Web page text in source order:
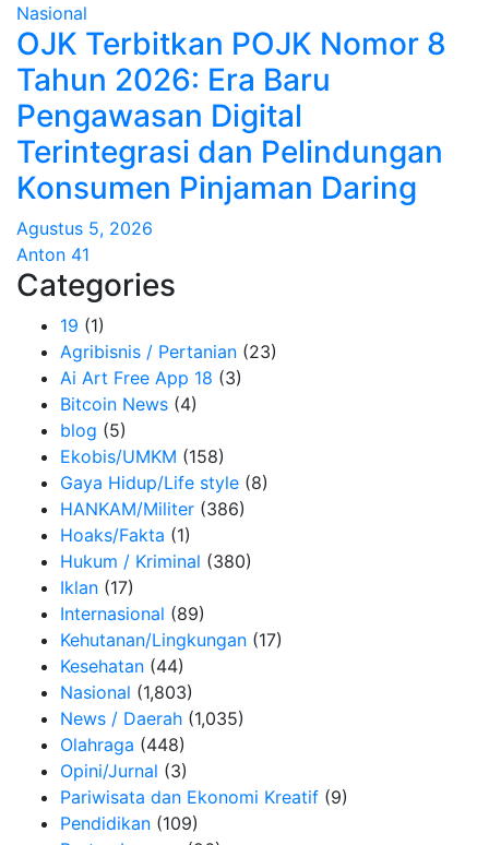
Nasional
OJK Terbitkan POJK Nomor 8
Tahun 2026: Era Baru
Pengawasan Digital
Terintegrasi dan Pelindungan
Konsumen Pinjaman Daring
Agustus 5, 2026
Anton 41
Categories
19 (1)
Agribisnis / Pertanian (23)
Ai Art Free App 18 (3)
Bitcoin News (4)
blog (5)
Ekobis/UMKM (158)
Gaya Hidup/Life style (8)
HANKAM/Militer (386)
Hoaks/Fakta (1)
Hukum / Kriminal (380)
Iklan (17)
Internasional (89)
Kehutanan/Lingkungan (17)
Kesehatan (44)
Nasional (1,803)
News / Daerah (1,035)
Olahraga (448)
Opini/Jurnal (3)
Pariwisata dan Ekonomi Kreatif (9)
Pendidikan (109)